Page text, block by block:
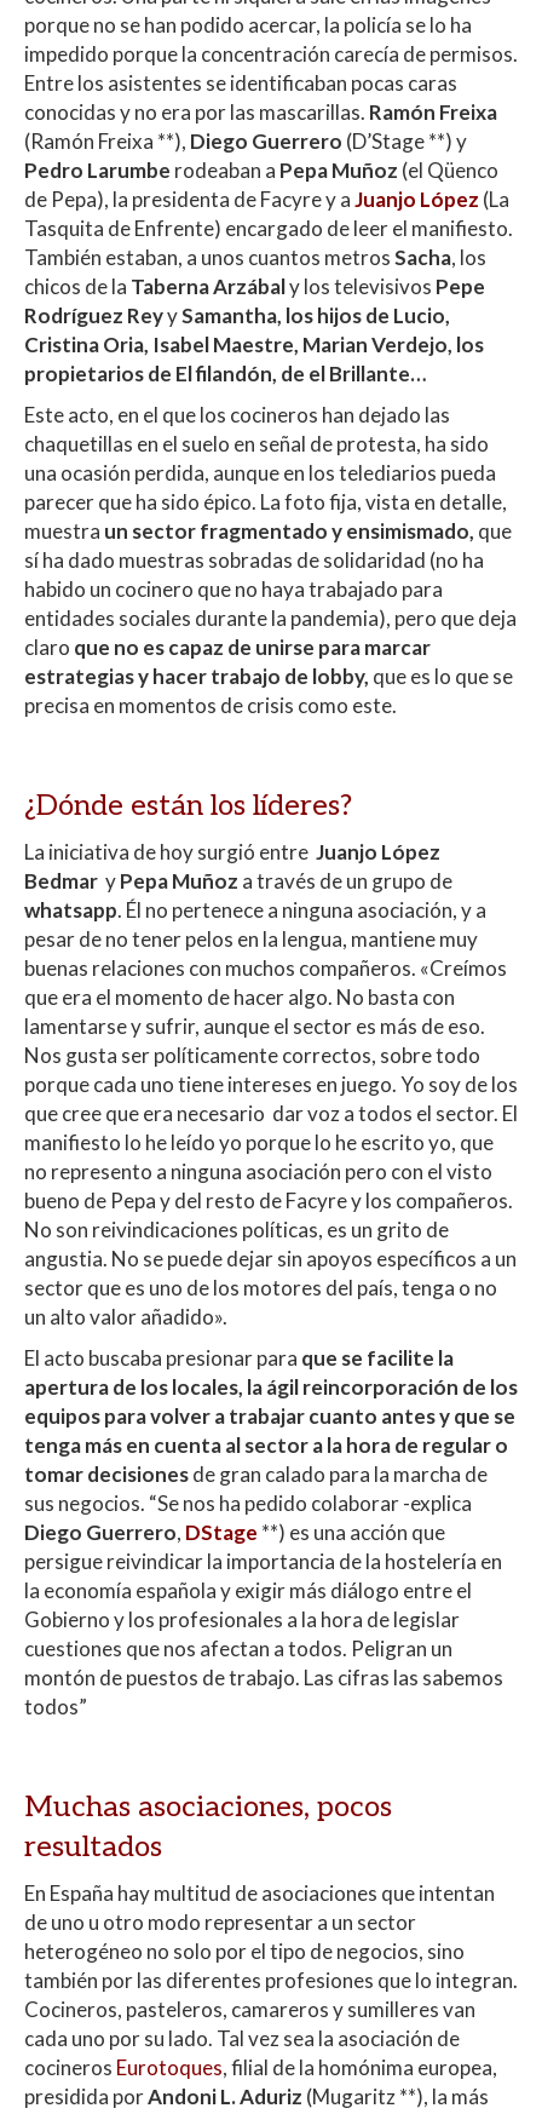
porque no se han podido acercar, la policía se lo ha
impedido porque la concentración carecía de permisos.
Entre los asistentes se identificaban pocas caras
conocidas y no era por las mascarillas. Ramón Freixa
(Ramón Freixa **), Diego Guerrero (D’Stage **) y
Pedro Larumbe rodeaban a Pepa Muñoz (el Qüenco
de Pepa), la presidenta de Facyre y aJuanjo López (La
Tasquita de Enfrente) encargado de leer el manifiesto.
También estaban, a unos cuantos metrosSacha, los
chicos de la Taberna Arzábaly los televisivos Pepe
Rodríguez ReyySamantha, los hijos de Lucio,
Cristina Oria, Isabel Maestre, Marian Verdejo, los
propietarios de El filandón, de el Brillante…
Este acto, en el que los cocineros han dejado las
chaquetillas en el suelo en señal de protesta, ha sido
una ocasión perdida, aunque en los telediarios pueda
parecer que ha sido épico. La foto fija, vista en detalle,
muestra un sector fragmentado y ensimismado, que
sí ha dado muestras sobradas de solidaridad (no ha
habido un cocinero que no haya trabajado para
entidades sociales durante la pandemia), pero que deja
claro que no es capaz de unirse para marcar
estrategias y hacer trabajo de lobby, que es lo que se
precisa en momentos de crisis como este.
¿Dónde están los líderes?
La iniciativa de hoy surgió entre Juanjo López
Bedmar yPepa Muñoz a través de un grupo de
whatsapp. Él no pertenece a ninguna asociación, y a
pesar de no tener pelos en la lengua, mantiene muy
buenas relaciones con muchos compañeros. «Creímos
que era el momento de hacer algo. No basta con
lamentarse y sufrir, aunque el sector es más de eso.
Nos gusta ser políticamente correctos, sobre todo
porque cada uno tiene intereses en juego. Yo soy de los
que cree que era necesario dar voz a todos el sector. El
manifiesto lo he leído yo porque lo he escrito yo, que
no represento a ninguna asociación pero con el visto
bueno de Pepa y del resto de Facyre y los compañeros.
No son reivindicaciones políticas, es un grito de
angustia. No se puede dejar sin apoyos específicos a un
sector que es uno de los motores del país, tenga o no
un alto valor añadido».
El acto buscaba presionar para que se facilite la
apertura de los locales, la ágil reincorporación de los
equipos para volver a trabajar cuanto antes y que se
tenga más en cuenta al sector a la hora de regular o
tomar decisionesde gran calado para la marcha de
sus negocios. “Se nos ha pedido colaborar -explica
Diego Guerrero, DStage **) es una acción que
persigue reivindicar la importancia de la hostelería en
la economía española y exigir más diálogo entre el
Gobierno y los profesionales a la hora de legislar
cuestiones que nos afectan a todos. Peligran un
montón de puestos de trabajo. Las cifras las sabemos
todos”
Muchas asociaciones, pocos
resultados
En España hay multitud de asociaciones que intentan
de uno u otro modo representar a un sector
heterogéneo no solo por el tipo de negocios, sino
también por las diferentes profesiones que lo integran.
Cocineros, pasteleros, camareros y sumilleres van
cada uno por su lado. Tal vez sea la asociación de
cocineros Eurotoques, filial de la homónima europea,
presidida porAndoni L. Aduriz (Mugaritz **), la más